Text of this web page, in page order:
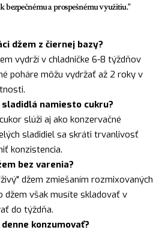
bezpečnému a prospešnému využitiu."
džem z čiernej bazy?
vydrží v chladničke 6-8 týždňov
poháre môžu vydržať až 2 roky v
namiesto cukru?
slúži aj ako konzervačné
sladidiel sa skráti trvanlivosť
konzistencia.
bez varenia?
džem zmiešaním rozmixovaných
džem však musíte skladovať v
do týždňa.
konzumovať?